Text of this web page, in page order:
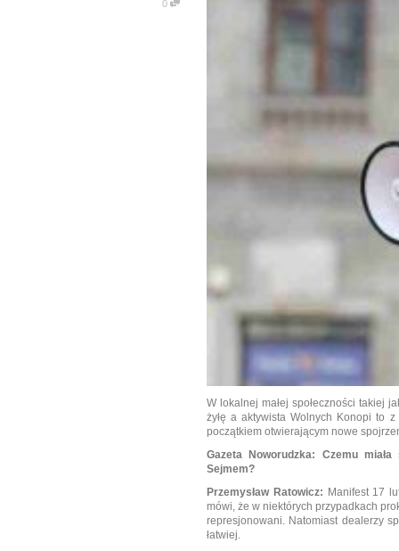
0
W lokalnej małej społeczności takiej
żyłę a aktywista Wolnych Konopi to
początkiem otwierającym nowe
Gazeta Noworudzka: Czemu
Sejmem?
Przemysław Ratowicz: Manifest 17
mówi, że w niektórych przypadkach
represjonowani. Natomiast dealerzy
łatwiej.